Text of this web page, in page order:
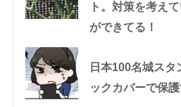
ト。対策を考え
ができてる！
日本100名城ス
ックカバーで保